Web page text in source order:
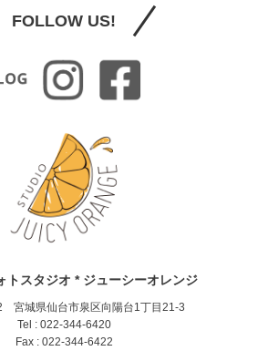
FOLLOW US!
トスタジオ * ジューシーオレンジ
宮城県仙台市泉区向陽台1丁目21-3
Tel : 022-344-6420
Fax : 022-344-6422